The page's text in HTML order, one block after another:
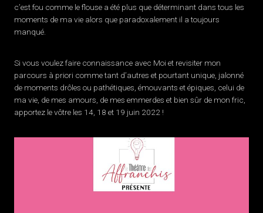
c’est fou comme le flouse a été plus que déterminant dans tous les
moments de ma vie alors que paradoxalement il a toujours
manqué.
Si vous voulez faire connaissance avec Moi et revisiter mon
parcours à priori comme tant d’autres et pourtant unique, jalonné
de moments drôles ou pathétiques, émouvants et épiques, celui de
ma vie, de mes amours, de mes emmerdes et bien sûr de mon fric,
apportez le vôtre les 14, 18 et 19 juin 2022 !